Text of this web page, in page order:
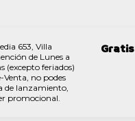
653, Villa
de Lunes a
(excepto feriados)
Venta, no podes
de lanzamiento,
promocional.
Gratis